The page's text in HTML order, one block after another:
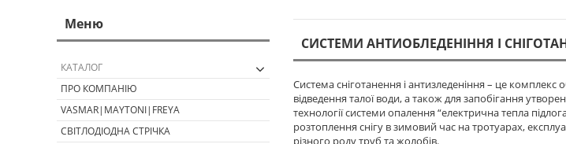
СИСТЕМИ АНТИОБЛЕДЕНІННЯ І
Система сніготанення і антизледеніння – це комплекс
відведення талої води, а також для запобігання
технології системи опалення “електрична тепла
розтоплення снігу в зимовий час на тротуарах,
різного роду труб та жолобів.
КАТАЛОГ
ПРО КОМПАНІЮ
VASMAR|MAYTONI|FREYA
СВІТЛОДІОДНА СТРІЧКА